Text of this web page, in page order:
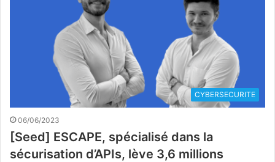
CYBERSECURITE
06/06/2023
[Seed] ESCAPE, spécialisé dans la
sécurisation d’APIs, lève 3,6 millions